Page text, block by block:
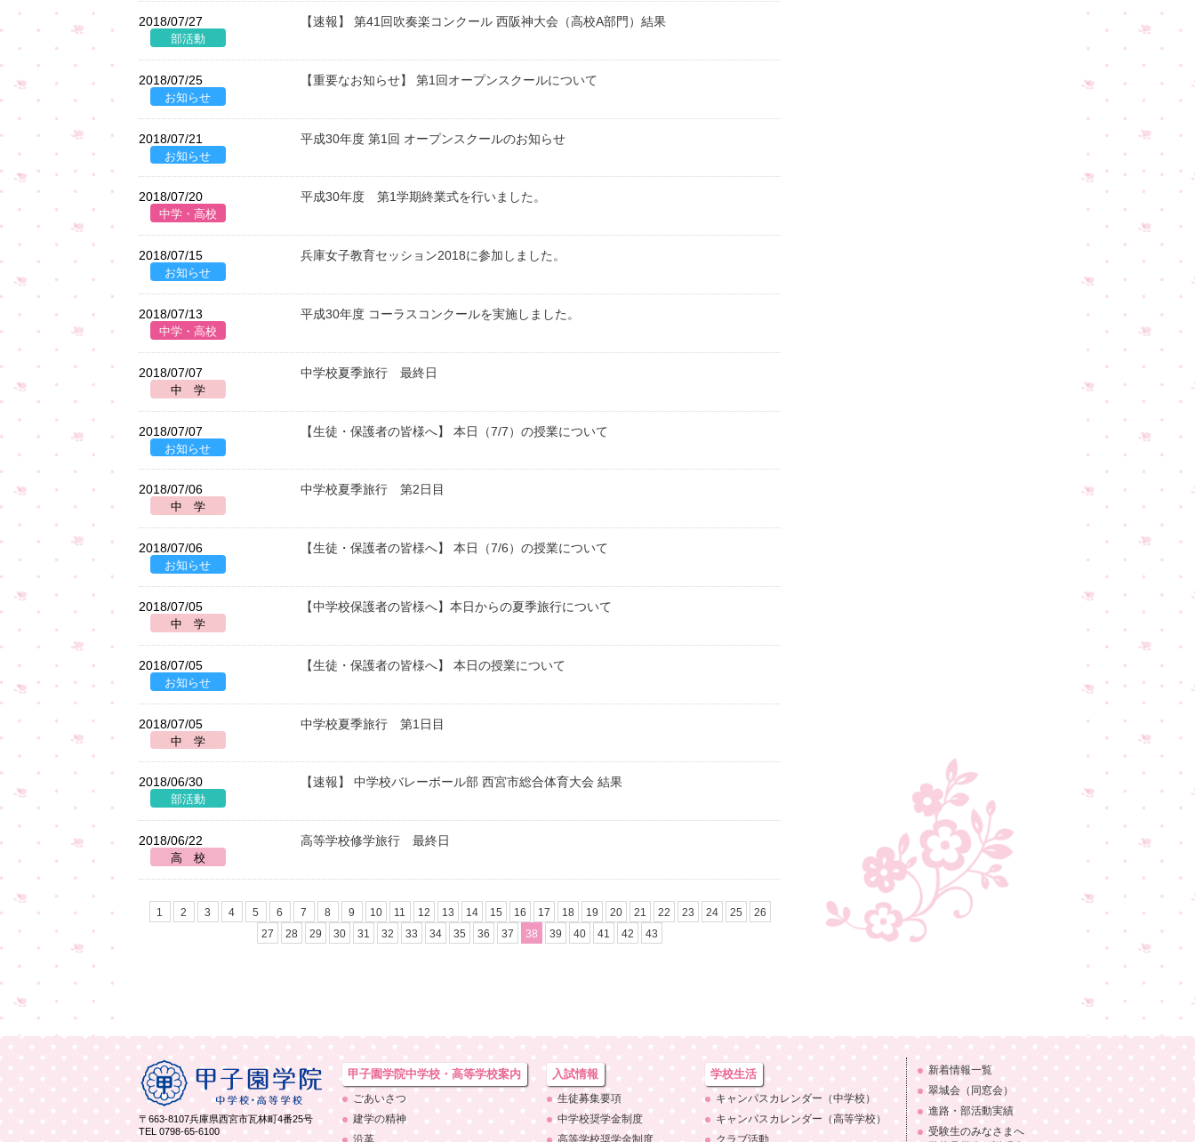
2018/07/27 【速報】 第41回吹奏楽コンクール 西阪神大会（高校A部門）結果
2018/07/25 【重要なお知らせ】 第1回オープンスクールについて
2018/07/21 平成30年度 第1回 オープンスクールのお知らせ
2018/07/20 平成30年度 第1学期終業式を行いました。
2018/07/15 兵庫女子教育セッション2018に参加しました。
2018/07/13 平成30年度 コーラスコンクールを実施しました。
2018/07/07 中学校夏季旅行 最終日
2018/07/07 【生徒・保護者の皆様へ】 本日（7/7）の授業について
2018/07/06 中学校夏季旅行 第2日目
2018/07/06 【生徒・保護者の皆様へ】 本日（7/6）の授業について
2018/07/05 【中学校保護者の皆様へ】本日からの夏季旅行について
2018/07/05 【生徒・保護者の皆様へ】 本日の授業について
2018/07/05 中学校夏季旅行 第1日目
2018/06/30 【速報】 中学校バレーボール部 西宮市総合体育大会 結果
2018/06/22 高等学校修学旅行 最終日
1 2 3 4 5 6 7 8 9 10 11 12 13 14 15 16 17 18 19 20 21 22 23 24 25
26
27
28 29 30 31 32 33 34 35 36 37 38 39 40 41 42 43
〒663-8107兵庫県西宮市瓦林町4番25号
TEL 0798-65-6100
甲子園学院中学校・高等学校案内
ごあいさつ
建学の精神
沿革
入試情報
生徒募集要項
中学校奨学金制度
高等学校奨学金制度
学校生活
キャンパスカレンダー （中学校）
キャンパスカレンダー （高等学校）
クラブ活動
新着情報一覧
翠城会（同窓会）
進路・部活動実績
受験生のみなさまへ